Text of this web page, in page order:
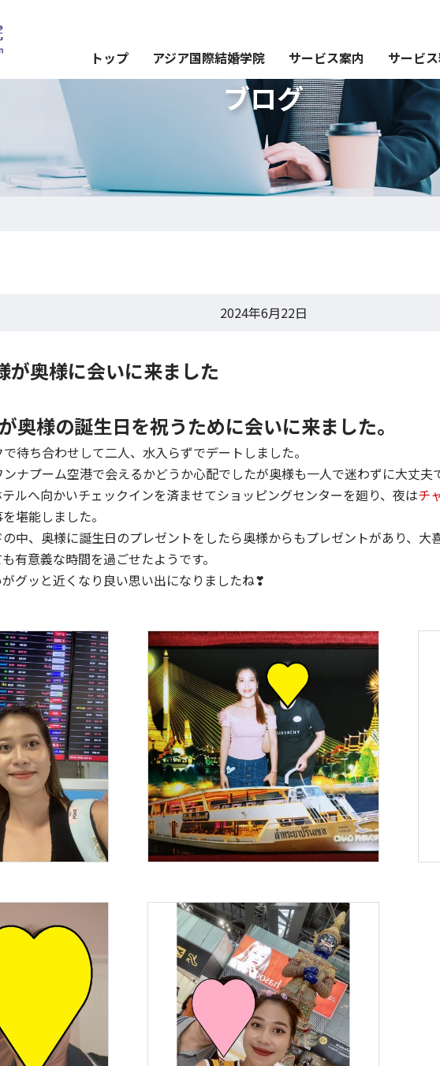
トップ
アジア国際結婚学院 サービス案内 サービ
ブログ
2024年6月22日
が奥様に会いに来ました
奥様の誕生日を祝うために会いに来ました。
待ち合わせして二人、水入らずでデートしました。
ナプーム空港で会えるかどうか心配でしたが奥様も一人で迷わずに大丈夫
ルへ向かいチェックインを済ませてショッピングセンターを廻り、夜はチ
堪能しました。
中、奥様に誕生日のプレゼントをしたら奥様からもプレゼントがあり、大喜
有意義な時間を過ごせたようです。
グッと近くなり良い思い出になりましたね❣